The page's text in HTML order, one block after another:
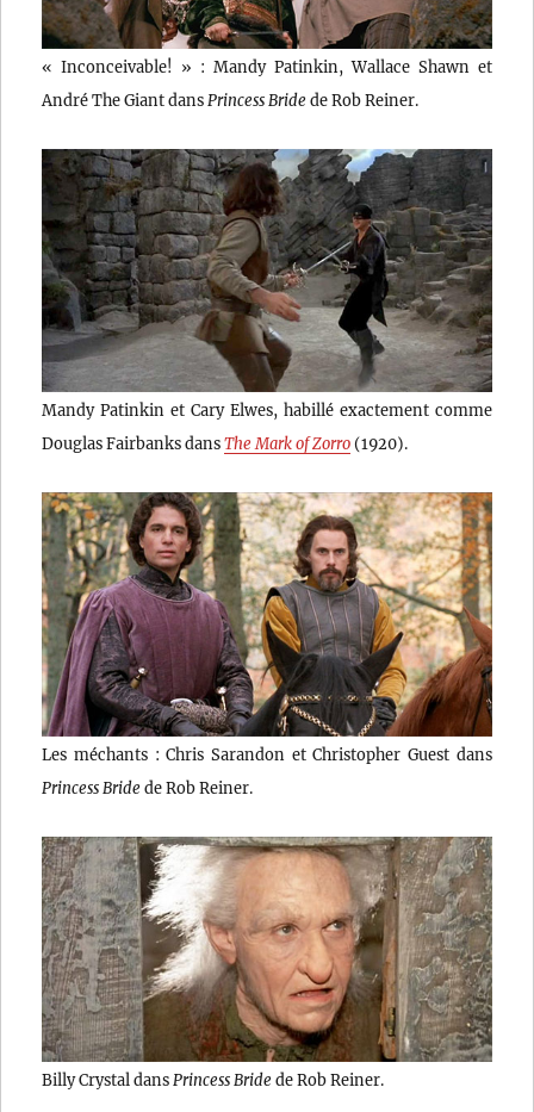
« Inconceivable! » : Mandy Patinkin, Wallace Shawn et
André The Giant dansPrincess Bridede Rob Reiner.
Mandy Patinkin et Cary Elwes, habillé exactement comme
Douglas Fairbanks dansThe Mark of Zorro(1920).
Les méchants : Chris Sarandon et Christopher Guest dans
Princess Bridede Rob Reiner.
Billy Crystal dans Princess Bridede Rob Reiner.